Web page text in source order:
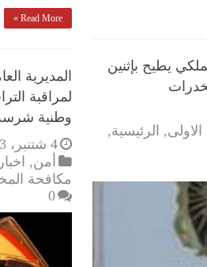
Read More »
يطيح بإثنين
الاولى, الرئيسية,
المديرية
لمراقبة
وطنية
4 شتنبر، 2023
أمن,
مكافحة
0